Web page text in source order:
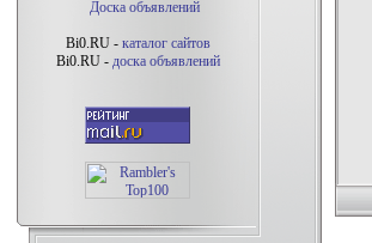
Доска объявлений
Bi0.RU - каталог сайтов
Bi0.RU - доска объявлений